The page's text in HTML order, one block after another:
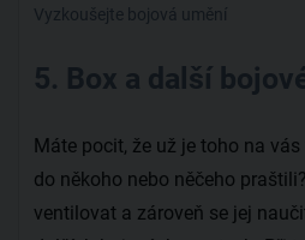
Vyzkoušejte bojová umění
5. Box a další
Máte pocit, že už je toho na
do někoho nebo něčeho
ventilovat a zároveň se jej